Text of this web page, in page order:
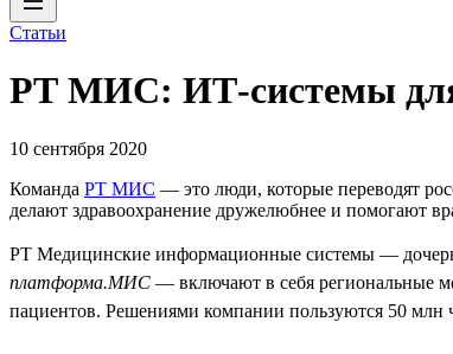
Статьи
РТ МИС: ИТ-системы
10 сентября 2020
Команда РТ МИС — это люди, которые переводят
делают здравоохранение дружелюбнее и помогают
РТ Медицинские информационные системы —
платформа.МИС — включают в себя региональные
пациентов. Решениями компании пользуются 50 млн